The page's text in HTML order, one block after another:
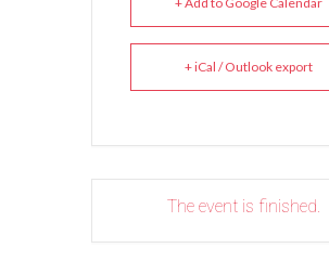
+ iCal / Outlook export
The event is finished.